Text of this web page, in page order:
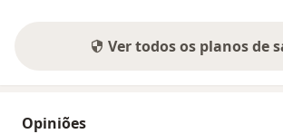
Ver todos os planos de
Opiniões